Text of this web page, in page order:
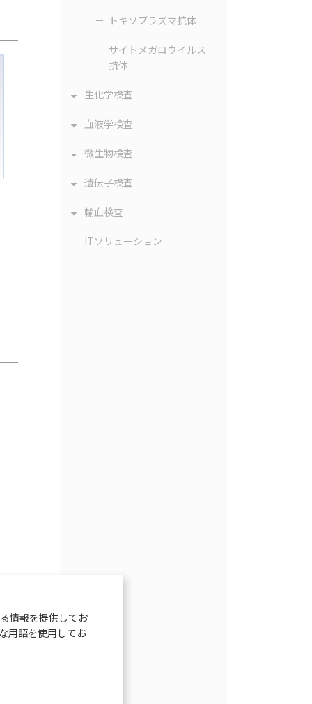
トキソプラズマ抗体
サイトメガロウイルス
抗体
生化学検査
血液学検査
微生物検査
遺伝子検査
輸血検査
ITソリューション
情報を提供してお
用語を使用してお